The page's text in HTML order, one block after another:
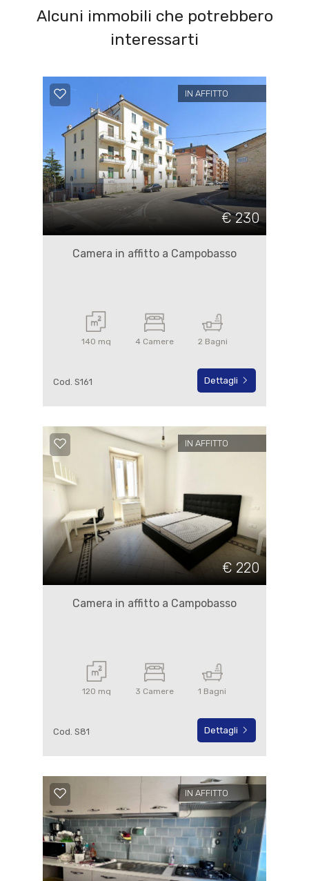
Alcuni immobili che potrebbero
interessarti
IN AFFITTO
€ 230
Camera in affitto a Campobasso
140 mq 4 Camere 2 Bagni
Cod. S161 Dettagli
IN AFFITTO
€ 220
Camera in affitto a Campobasso
120 mq 3 Camere 1 Bagni
Cod. S81 Dettagli
IN AFFITTO